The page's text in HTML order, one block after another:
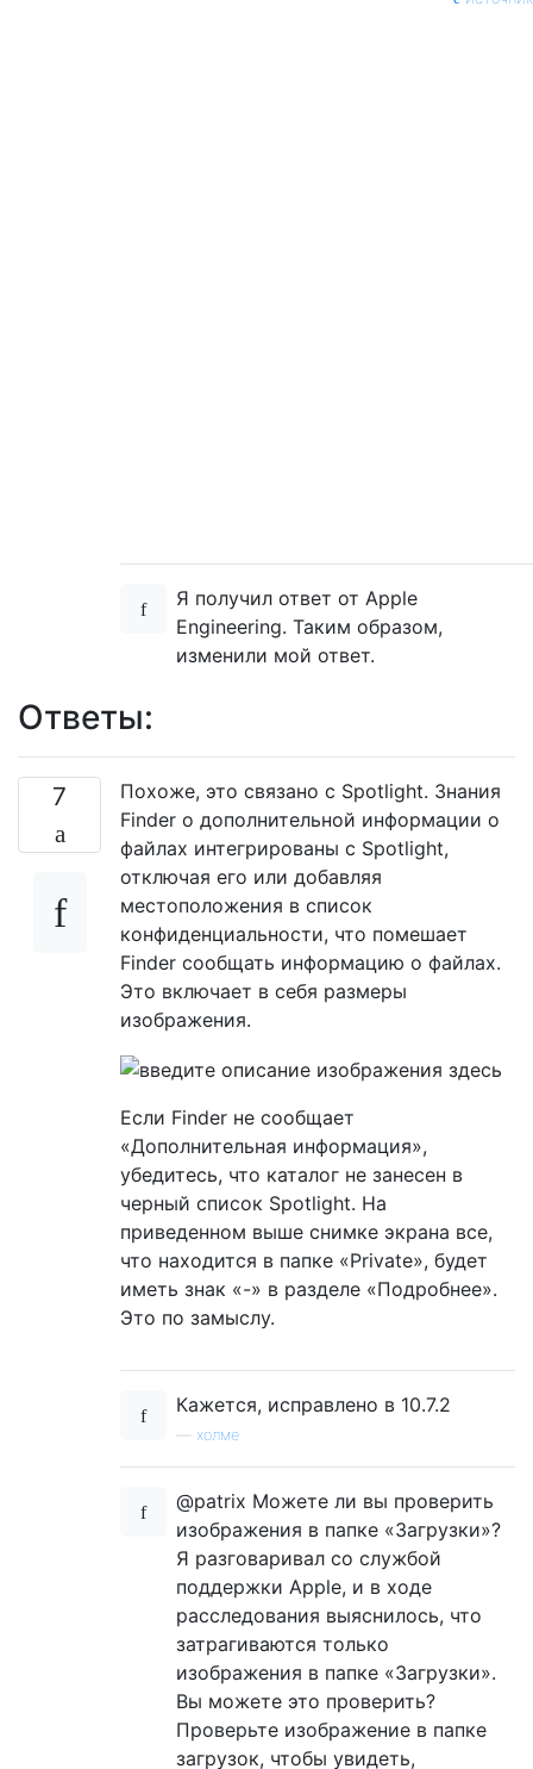
Я получил ответ от Apple
Engineering. Таким образом,
изменили мой ответ.
Ответы:
7
Похоже, это связано с Spotlight. Знания
Finder о дополнительной информации о
файлах интегрированы с Spotlight,
отключая его или добавляя
местоположения в список
конфиденциальности, что помешает
Finder сообщать информацию о файлах.
Это включает в себя размеры
изображения.
Если Finder не сообщает
«Дополнительная информация»,
убедитесь, что каталог не занесен в
черный список Spotlight. На
приведенном выше снимке экрана все,
что находится в папке «Private», будет
иметь знак «-» в разделе «Подробнее».
Это по замыслу.
Кажется, исправлено в 10.7.2
холме
@patrix Можете ли вы проверить
изображения в папке «Загрузки»?
Я разговаривал со службой
поддержки Apple, и в ходе
расследования выяснилось, что
затрагиваются только
изображения в папке «Загрузки».
Вы можете это проверить?
Проверьте изображение в папке
загрузок, чтобы увидеть,